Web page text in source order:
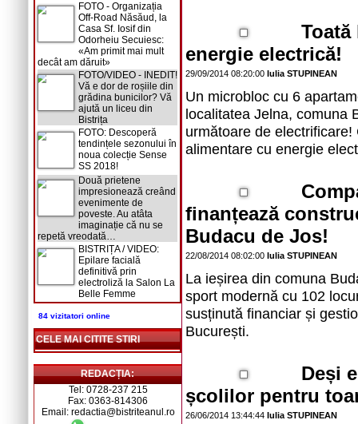
FOTO - Organizația
Off-Road Năsăud, la
Casa Sf. Iosif din
Odorheiu Secuiesc:
«Am primit mai mult
decât am dăruit»
FOTO/VIDEO - INEDIT!
Vă e dor de roșiile din
grădina bunicilor? Vă
ajută un liceu din
Bistrița
FOTO: Descoperă
tendințele sezonului în
noua colecție Sense
SS 2018!
Două prietene
impresionează creând
evenimente de
poveste. Au atâta
imaginație că nu se
repetă vreodată…
BISTRIȚA / VIDEO:
Epilare facială
definitivă prin
electroliză la Salon La
Belle Femme
84 vizitatori online
CELE MAI CITITE STIRI
REDACȚIA:
Tel: 0728-237 215
Fax: 0363-814306
Email: redactia@bistriteanul.ro
energie electrică!
29/09/2014 08:20:00 Iulia STUPINEAN
Un microbloc cu 6
localitatea Jelna, comuna
următoare de
alimentare cu energie
finanțează
Budacu de Jos!
22/08/2014 08:02:00 Iulia STUPINEAN
La ieșirea din comuna
sport modernă cu 102
susținută financiar și
București.
Deși
școlilor pentru
26/06/2014 13:44:44 Iulia STUPINEAN